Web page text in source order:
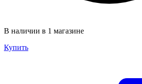
В наличии в 1 магазине
Купить